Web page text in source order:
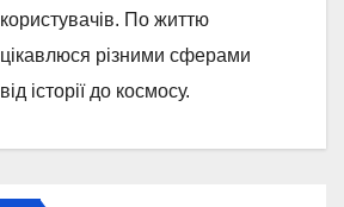
користувачів. По життю
цікавлюся різними сферами
від історії до космосу.